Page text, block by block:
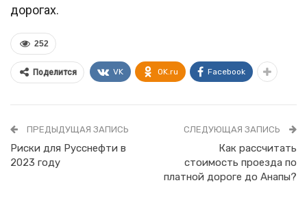
дорогах.
252
Поделится VK OK.ru Facebook
ПРЕДЫДУЩАЯ ЗАПИСЬ
Риски для Русснефти в
2023 году
СЛЕДУЮЩАЯ ЗАПИСЬ
Как рассчитать
стоимость проезда по
платной дороге до Анапы?